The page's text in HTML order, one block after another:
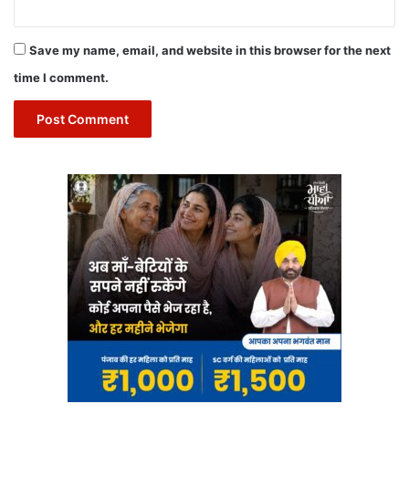
Save my name, email, and website in this browser for the next
time I comment.